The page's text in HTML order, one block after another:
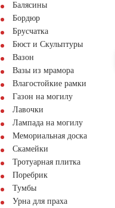
Балясины
Бордюр
Брусчатка
Бюст и Скульптуры
Вазон
Вазы из мрамора
Влагостойкие рамки
Газон на могилу
Лавочки
Лампада на могилу
Мемориальная доска
Скамейки
Тротуарная плитка
Поребрик
Тумбы
Урна для праха